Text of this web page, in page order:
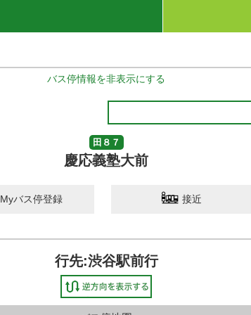
バス停情報を非表示にする
田８７
慶応義塾大前
Myバス停登録 接近
行先:渋谷駅前行